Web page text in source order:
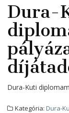
Dura-
Dura-Kuti
Kategória: Dura-